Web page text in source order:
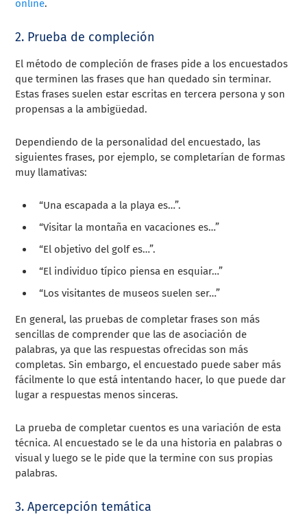
online.
2. Prueba de compleción
El método de compleción de frases pide a los encuestados
que terminen las frases que han quedado sin terminar.
Estas frases suelen estar escritas en tercera persona y son
propensas a la ambigüedad.
Dependiendo de la personalidad del encuestado, las
siguientes frases, por ejemplo, se completarían de formas
muy llamativas:
“Una escapada a la playa es…”.
“Visitar la montaña en vacaciones es…”
“El objetivo del golf es…”.
“El individuo típico piensa en esquiar…”
“Los visitantes de museos suelen ser…”
En general, las pruebas de completar frases son más
sencillas de comprender que las de asociación de
palabras, ya que las respuestas ofrecidas son más
completas. Sin embargo, el encuestado puede saber más
fácilmente lo que está intentando hacer, lo que puede dar
lugar a respuestas menos sinceras.
La prueba de completar cuentos es una variación de esta
técnica. Al encuestado se le da una historia en palabras o
visual y luego se le pide que la termine con sus propias
palabras.
3. Apercepción temática